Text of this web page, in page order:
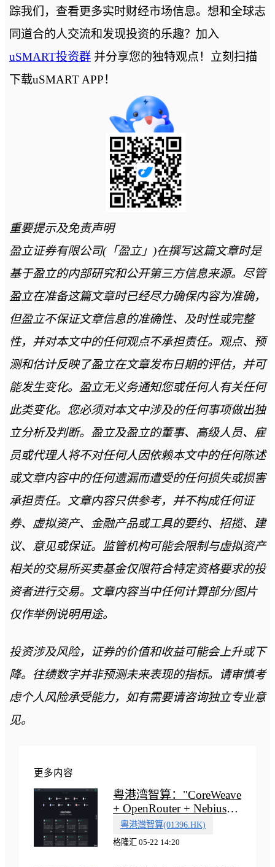
踪我们，查看更多实时财经市场信息。想和全球志
同道合的人交流和发现投资的乐趣？加入
uSMART投资群并分享您的独特观点！立刻扫描
下载uSMART APP！
重要提示及免责声明
盈立证券有限公司(「盈立」)在撰写这篇文章时是
基于盈立的内部研究和公开第三方信息来源。尽管
盈立在准备这篇文章时已经尽力确保内容为准确，
但盈立不保证文章信息的准确性、及时性或完整
性，并对本文中的任何观点不承担责任。观点、预
测和估计反映了盈立在文章发布日期的评估，并可
能发生变化。盈立无义务通知您或任何人有关任何
此类变化。您必须对本文中涉及的任何事项做出独
立分析及判断。盈立及盈立的董事、高级人员、雇
员或代理人将不对任何人因依赖本文中的任何陈述
或文章内容中的任何遗漏而遭受的任何损失或损害
承担责任。文章内容只供参考，并不构成任何证
券、虚拟资产、金融产品或工具的要约、招揽、建
议、意见或保证。监管机构可能会限制与虚拟资产
相关的交易所买卖基金仅限符合特定资格要求的投
资者进行交易。文章内容当中任何计算部分/图片
仅作举例说明用途。
投资涉及风险，证券的价值和收益可能会上升或下
降。往绩数字并非预测未来表现的指标。请审慎考
虑个人风险承受能力，如有需要请咨询独立专业意
见。
更多内容
粤港湾智算："CoreWeave
+ OpenRouter + Nebius"
多向融合的中国智算新范
式
粵港灣智算(01396.HK)
格隆汇 05-22 14:20